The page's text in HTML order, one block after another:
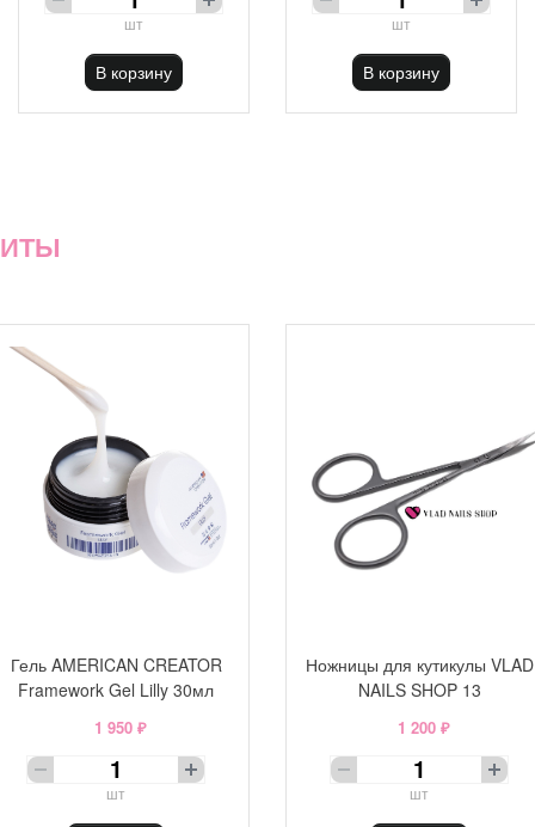
шт
В корзину
шт
В корзину
Гель AMERICAN CREATOR
Framework Gel Lilly 30мл
1 950 ₽
шт
Ножницы для кутикулы VLAD
NAILS SHOP 13
1 200 ₽
шт